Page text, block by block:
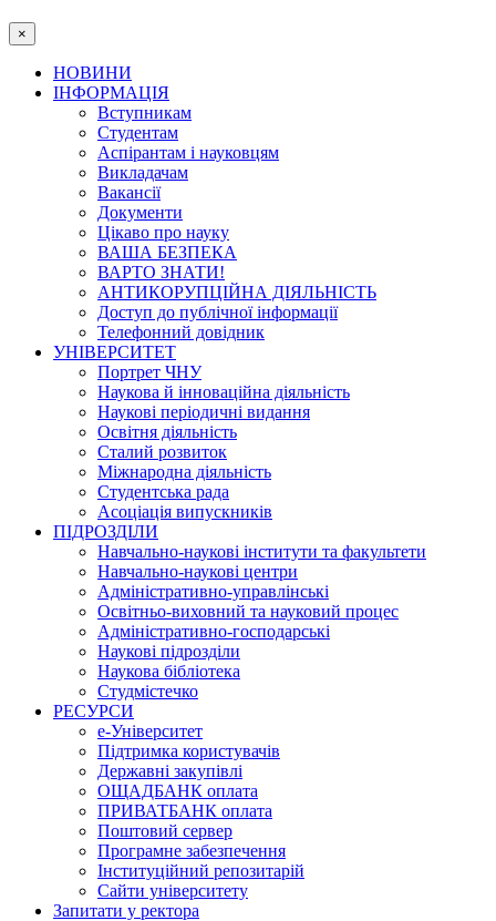
×
НОВИНИ
ІНФОРМАЦІЯ
Вступникам
Студентам
Аспірантам і науковцям
Викладачам
Вакансії
Документи
Цікаво про науку
ВАША БЕЗПЕКА
ВАРТО ЗНАТИ!
АНТИКОРУПЦІЙНА ДІЯЛЬНІСТЬ
Доступ до публічної інформації
Телефонний довідник
УНІВЕРСИТЕТ
Портрет ЧНУ
Наукова й інноваційна діяльність
Наукові періодичні видання
Освітня діяльність
Сталий розвиток
Міжнародна діяльність
Студентська рада
Асоціація випускників
ПІДРОЗДІЛИ
Навчально-наукові інститути та факультети
Навчально-наукові центри
Адміністративно-управлінські
Освітньо-виховний та науковий процес
Адміністративно-господарські
Наукові підрозділи
Наукова бібліотека
Студмістечко
РЕСУРСИ
е-Університет
Підтримка користувачів
Державні закупівлі
ОЩАДБАНК оплата
ПРИВАТБАНК оплата
Поштовий сервер
Програмне забезпечення
Інституційний репозитарій
Сайти університету
Запитати у ректора